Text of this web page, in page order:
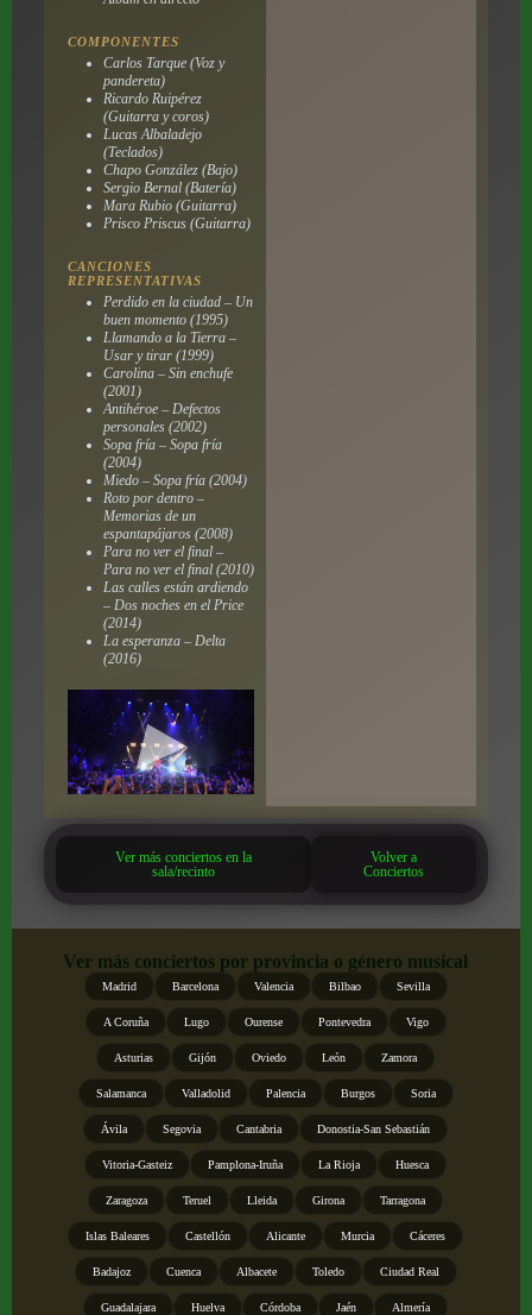
COMPONENTES
Carlos Tarque (Voz y
pandereta)
Ricardo Ruipérez
(Guitarra y coros)
Lucas Albaladejo
(Teclados)
Chapo González (Bajo)
Sergio Bernal (Batería)
Mara Rubio (Guitarra)
Prisco Priscus (Guitarra)
CANCIONES
REPRESENTATIVAS
Perdido en la ciudad – Un
buen momento (1995)
Llamando a la Tierra –
Usar y tirar (1999)
Carolina – Sin enchufe
(2001)
Antihéroe – Defectos
personales (2002)
Sopa fría – Sopa fría
(2004)
Miedo – Sopa fría (2004)
Roto por dentro –
Memorias de un
espantapájaros (2008)
Para no ver el final –
Para no ver el final (2010)
Las calles están ardiendo
– Dos noches en el Price
(2014)
La esperanza – Delta
(2016)
Ver más conciertos en la
sala/recinto
Volver a
Conciertos
Ver más conciertos por provincia o género musical
Madrid Barcelona Valencia Bilbao Sevilla
A Coruña Lugo Ourense Pontevedra Vigo
Asturias Gijón Oviedo León Zamora
Salamanca Valladolid Palencia Burgos Soria
Ávila Segovia Cantabria Donostia-San Sebastián
Vitoria-Gasteiz Pamplona-Iruña La Rioja Huesca
Zaragoza Teruel Lleida Girona Tarragona
Islas Baleares Castellón Alicante Murcia Cáceres
Badajoz Cuenca Albacete Toledo Ciudad Real
Guadalajara Huelva Córdoba Jaén Almería